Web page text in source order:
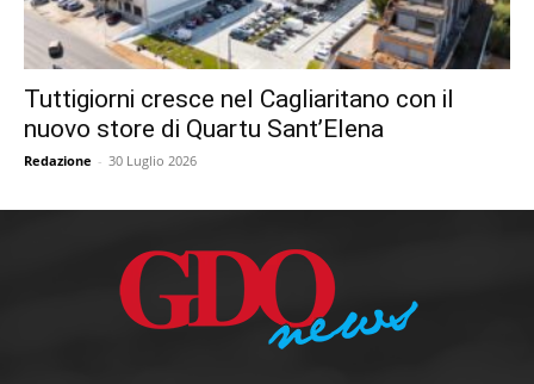
Tuttigiorni cresce nel Cagliaritano con il
nuovo store di Quartu Sant’Elena
Redazione - 30 Luglio 2026